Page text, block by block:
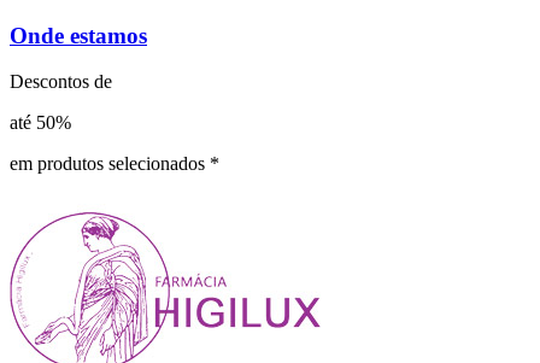
Onde estamos
Descontos de
até 50%
em produtos selecionados *